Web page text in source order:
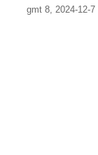
gmt 8, 2024-12-7